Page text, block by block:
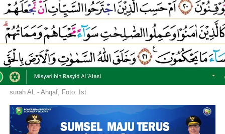
surah AL - Ahqaf, Foto: Ist